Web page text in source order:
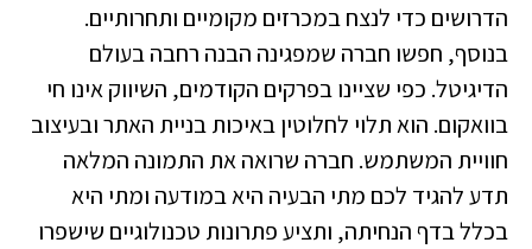
הדרושים כדי לנצח במכרזים מקומיים ותחרותיים.
בנוסף, חפשו חברה שמפגינה הבנה רחבה בעולם
הדיגיטל. כפי שציינו בפרקים הקודמים, השיווק אינו חי
בוואקום. הוא תלוי לחלוטין באיכות בניית האתר ובעיצוב
חוויית המשתמש. חברה שרואה את התמונה המלאה
תדע להגיד לכם מתי הבעיה היא במודעה ומתי היא
בכלל בדף הנחיתה, ותציע פתרונות טכנולוגיים שישפרו